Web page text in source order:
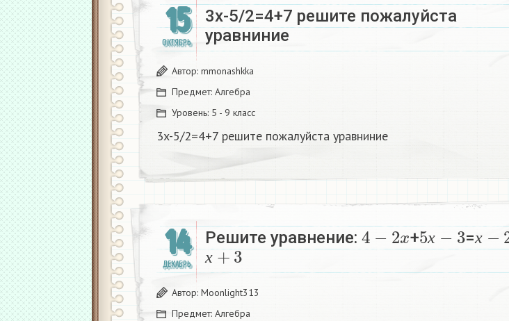
15
ОКТЯБРЬ
3x-5/2=4+7 решите пожалуйста
уравниние
Автор: mmonashkka
Предмет: Алгебра
Уровень: 5 - 9 класс
3x-5/2=4+7 решите пожалуйста уравниние
14
ДЕКАБРЬ
Решите уравнение: 4−2x + х
5 −3 =х
х−2
х
х+3
Автор: Moonlight313
Предмет: Алгебра